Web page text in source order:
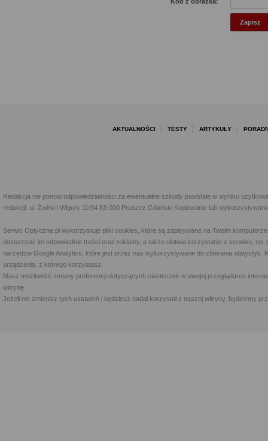
AKTUALNOŚCI TESTY ARTYKUŁY
Redakcja nie ponosi odpowiedzialności za ewentualne szkody powstałe w wyniku
redakcji: ul. Żwirki i Wigury 11/34 83-000 Pruszcz Gdański Kopiowanie lub
Serwis Optyczne.pl wykorzystuje pliki cookies, które są zapisywane na Twoim
dostarczać im odpowiednie treści oraz reklamy, a także ułatwia korzystanie z serwisu,
narzędzie Google Analytics, które jest przez nas wykorzystywane do zbierania statystyk.
urządzenia, z którego korzystasz.
Masz możliwość zmiany preferencji dotyczących ciasteczek w swojej przeglądarce
witrynę.
Jeżeli nie zmienisz tych ustawień i będziesz nadal korzystał z naszej witryny, będziemy